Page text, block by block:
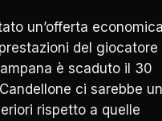
un’offerta
del giocatore
è scaduto il 30
ci sarebbe un
rispetto a quelle